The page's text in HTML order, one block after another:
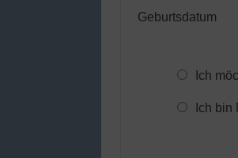
Geburtsdatum
Ich
Ich